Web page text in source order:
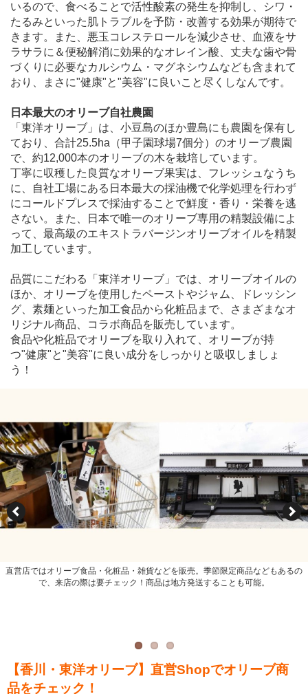
いるので、食べることで活性酸素の発生を抑制し、シワ・
たるみといった肌トラブルを予防・改善する効果が期待で
きます。また、悪玉コレステロールを減少させ、血液をサ
ラサラに＆便秘解消に効果的なオレイン酸、丈夫な歯や骨
づくりに必要なカルシウム・マグネシウムなども含まれて
おり、まさに"健康"と"美容"に良いこと尽くしなんです。
日本最大のオリーブ自社農園
「東洋オリーブ」は、小豆島のほか豊島にも農園を保有し
ており、合計25.5ha（甲子園球場7個分）のオリーブ農園
で、約12,000本のオリーブの木を栽培しています。
丁寧に収穫した良質なオリーブ果実は、フレッシュなうち
に、自社工場にある日本最大の採油機で化学処理を行わず
にコールドプレスで採油することで鮮度・香り・栄養を逃
さない。また、日本で唯一のオリーブ専用の精製設備によ
って、最高級のエキストラバージンオリーブオイルを精製
加工しています。
品質にこだわる「東洋オリーブ」では、オリーブオイルの
ほか、オリーブを使用したペーストやジャム、ドレッシン
グ、素麺といった加工食品から化粧品まで、さまざまなオ
リジナル商品、コラボ商品を販売しています。
食品や化粧品でオリーブを取り入れて、オリーブが持
つ"健康"と"美容"に良い成分をしっかりと吸収しましょ
う！
直営店ではオリーブ食品・化粧品・雑貨などを販売。季節限定商品などもあるの
で、来店の際は要チェック！商品は地方発送することも可能。
【香川・東洋オリーブ】直営Shopでオリーブ商
品をチェック！